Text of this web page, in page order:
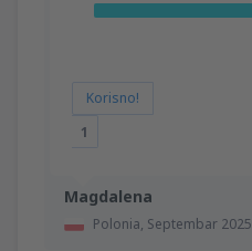
Magdalena
Polonia, Septembar 2025
Korisno!
1